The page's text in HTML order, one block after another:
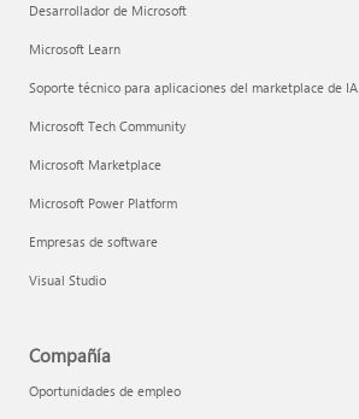
Desarrollador de Microsoft
Microsoft Learn
Soporte técnico para aplicaciones del marketplace de IA
Microsoft Tech Community
Microsoft Marketplace
Microsoft Power Platform
Empresas de software
Visual Studio
Compañía
Oportunidades de empleo